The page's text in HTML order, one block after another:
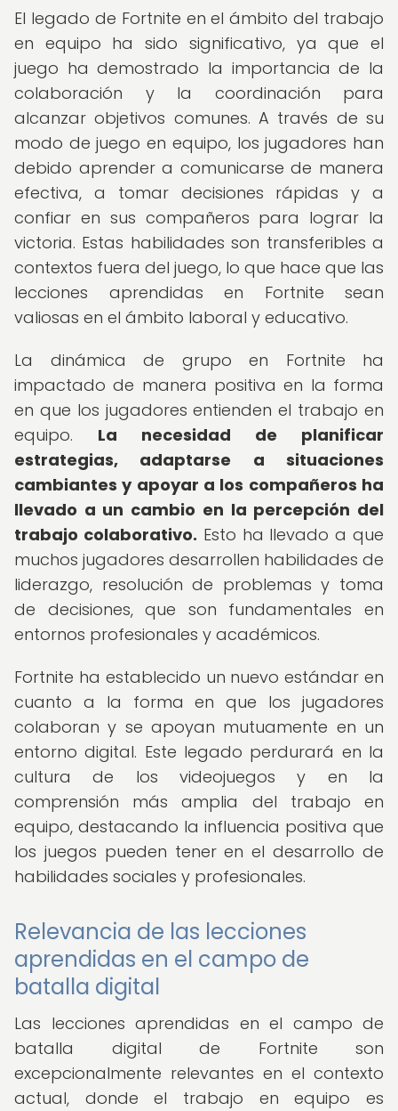
El legado de Fortnite en el ámbito del trabajo
en equipo ha sido significativo, ya que el
juego ha demostrado la importancia de la
colaboración y la coordinación para
alcanzar objetivos comunes. A través de su
modo de juego en equipo, los jugadores han
debido aprender a comunicarse de manera
efectiva, a tomar decisiones rápidas y a
confiar en sus compañeros para lograr la
victoria. Estas habilidades son transferibles a
contextos fuera del juego, lo que hace que las
lecciones aprendidas en Fortnite sean
valiosas en el ámbito laboral y educativo.
La dinámica de grupo en Fortnite ha
impactado de manera positiva en la forma
en que los jugadores entienden el trabajo en
equipo. La necesidad de planificar
estrategias, adaptarse a situaciones
cambiantes y apoyar a los compañeros ha
llevado a un cambio en la percepción del
trabajo colaborativo. Esto ha llevado a que
muchos jugadores desarrollen habilidades de
liderazgo, resolución de problemas y toma
de decisiones, que son fundamentales en
entornos profesionales y académicos.
Fortnite ha establecido un nuevo estándar en
cuanto a la forma en que los jugadores
colaboran y se apoyan mutuamente en un
entorno digital. Este legado perdurará en la
cultura de los videojuegos y en la
comprensión más amplia del trabajo en
equipo, destacando la influencia positiva que
los juegos pueden tener en el desarrollo de
habilidades sociales y profesionales.
Relevancia de las lecciones
aprendidas en el campo de
batalla digital
Las lecciones aprendidas en el campo de
batalla digital de Fortnite son
excepcionalmente relevantes en el contexto
actual, donde el trabajo en equipo es